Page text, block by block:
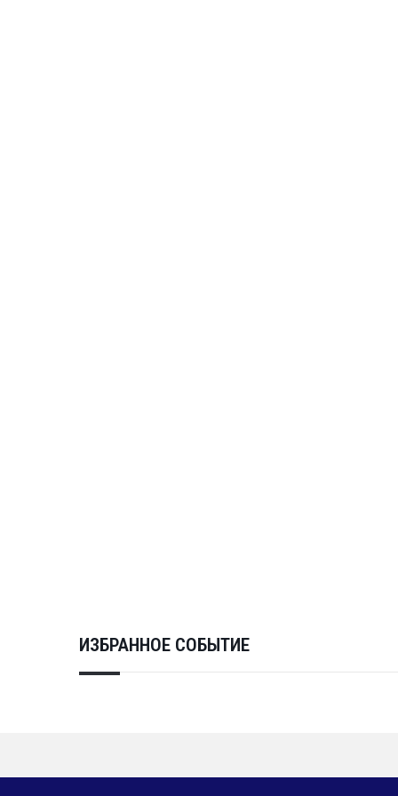
ИЗБРАННОЕ СОБЫТИЕ